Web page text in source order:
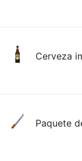
Cerveza
Paquete